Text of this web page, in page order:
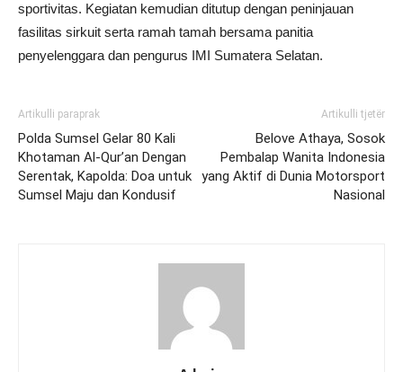
sportivitas. Kegiatan kemudian ditutup dengan peninjauan
fasilitas sirkuit serta ramah tamah bersama panitia
penyelenggara dan pengurus IMI Sumatera Selatan.
Artikulli paraprak
Polda Sumsel Gelar 80 Kali
Khotaman Al-Qur’an Dengan
Serentak, Kapolda: Doa untuk
Sumsel Maju dan Kondusif
Artikulli tjetër
Belove Athaya, Sosok
Pembalap Wanita Indonesia
yang Aktif di Dunia Motorsport
Nasional